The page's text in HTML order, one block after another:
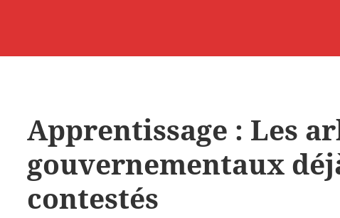
Apprentissage : Les
gouvernementaux
contestés